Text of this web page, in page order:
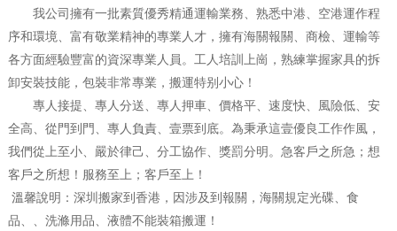
我公司擁有一批素質優秀精通運輸業務、熟悉中港、空港運作程
序和環境、富有敬業精神的專業人才，擁有海關報關、商檢、運輸等
各方面經驗豐富的資深專業人員。工人培訓上崗，熟練掌握家具的拆
卸安裝技能，包裝非常專業，搬運特别小心！
專人接提、專人分送、專人押車、價格平、速度快、風險低、安
全高、從門到門、專人負責、壹票到底。為秉承這壹優良工作作風，
我們從上至小、嚴於律己、分工協作、獎罰分明。急客戶之所急；想
客戶之所想！服務至上；客戶至上！
溫馨說明：深圳搬家到香港，因涉及到報關，海關規定光碟、食
品、、洗滌用品、液體不能裝箱搬運！